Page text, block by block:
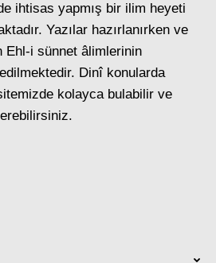
ihtisas yapmış bir ilim heyeti
Yazılar hazırlanırken ve
Ehl-i sünnet âlimlerinin
Dinî konularda
kolayca bulabilir ve